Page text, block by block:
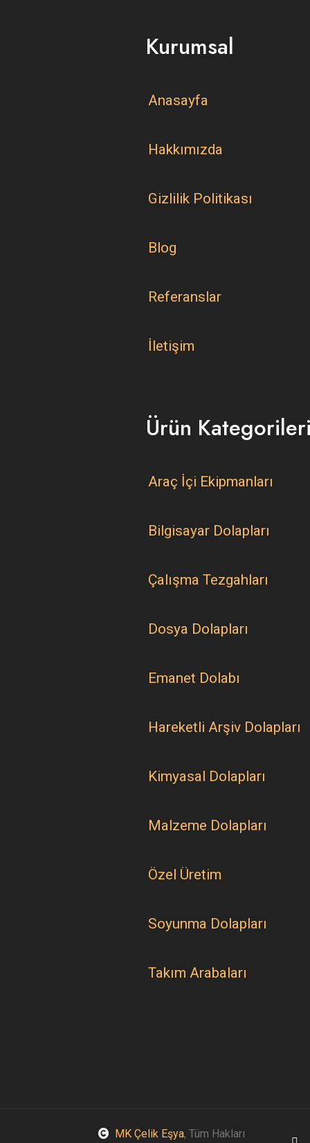
Kurumsal
Anasayfa
Hakkımızda
Gizlilik Politikası
Blog
Referanslar
İletişim
Ürün
Araç İçi Ekipmanları
Bilgisayar Dolapları
Çalışma Tezgahları
Dosya Dolapları
Emanet Dolabı
Hareketli Arşiv Dolapları
Kimyasal Dolapları
Malzeme Dolapları
Özel Üretim
Soyunma Dolapları
Takım Arabaları
MK Çelik Eşya, Tüm Hakları